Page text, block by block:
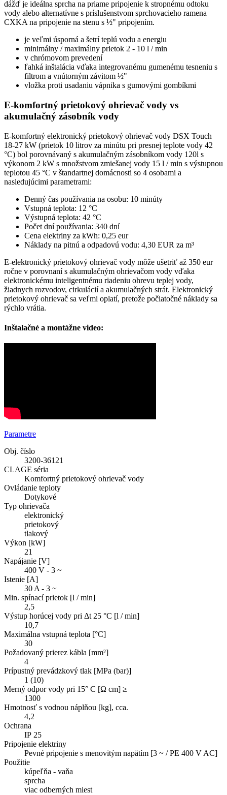
dážď je ideálna sprcha na priame pripojenie k stropnému odtoku
vody alebo alternatívne s príslušenstvom sprchovacieho ramena
CXKA na pripojenie na stenu s ½" pripojením.
je veľmi úsporná a šetrí teplú vodu a energiu
minimálny / maximálny prietok 2 - 10 l / min
v chrómovom prevedení
ľahká inštalácia vďaka integrovanému gumenému tesneniu s
filtrom a vnútorným závitom ½"
vložka proti usadaniu vápnika s gumovými gombíkmi
E-komfortný prietokový ohrievač vody vs
akumulačný zásobník vody
E-komfortný elektronický prietokový ohrievač vody DSX Touch
18-27 kW (prietok 10 litrov za minútu pri presnej teplote vody 42
°C) bol porovnávaný s akumulačným zásobníkom vody 120l s
výkonom 2 kW s množstvom zmiešanej vody 15 l / min s výstupnou
teplotou 45 °C v štandartnej domácnosti so 4 osobami a
nasledujúcimi parametrami:
Denný čas používania na osobu: 10 minúty
Vstupná teplota: 12 °C
Výstupná teplota: 42 °C
Počet dní používania: 340 dní
Cena elektriny za kWh: 0,25 eur
Náklady na pitnú a odpadovú vodu: 4,30 EUR za m³
E-elektronický prietokový ohrievač vody môže ušetriť až 350 eur
ročne v porovnaní s akumulačným ohrievačom vody vďaka
elektronickému inteligentnému riadeniu ohrevu teplej vody,
žiadnych rozvodov, cirkulácií a akumulačných strát. Elektronický
prietokový ohrievač sa veľmi oplatí, pretože počiatočné náklady sa
rýchlo vrátia.
Inštalačné a montážne video:
Parametre
Obj. číslo
3200-36121
CLAGE séria
Komfortný prietokový ohrievač vody
Ovládanie teploty
Dotykové
Typ ohrievača
elektronický
prietokový
tlakový
Výkon [kW]
21
Napájanie [V]
400 V - 3 ~
Istenie [A]
30 A - 3 ~
Min. spínací prietok [l / min]
2,5
Výstup horúcej vody pri Δt 25 °C [l / min]
10,7
Maximálna vstupná teplota [°C]
30
Požadovaný prierez kábla [mm²]
4
Prípustný prevádzkový tlak [MPa (bar)]
1 (10)
Merný odpor vody pri 15° C [Ω cm] ≥
1300
Hmotnosť s vodnou náplňou [kg], cca.
4,2
Ochrana
IP 25
Pripojenie elektriny
Pevné pripojenie s menovitým napätím [3 ~ / PE 400 V AC]
Použitie
kúpeľňa - vaňa
sprcha
viac odberných miest